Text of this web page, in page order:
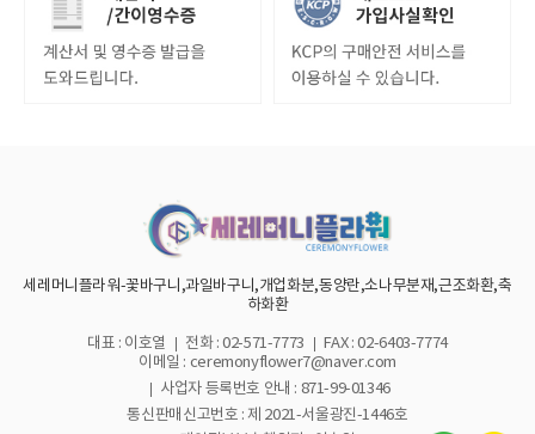
세레머니플라워-꽃바구니,과일바구니,개업화분,동양란,소나무분재,근조화환,축
하화환
대표 : 이호열 전화 : 02-571-7773
FAX : 02-6403-7774
이메일 : ceremonyflower7@naver.com
사업자 등록번호 안내 : 871-99-01346
통신판매신고번호 : 제 2021-서울광진-1446호